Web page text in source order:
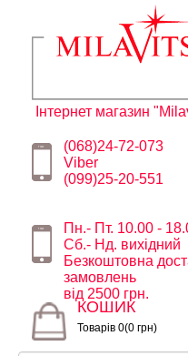
Інтернет магазин
(068)24-72-073
Viber
(099)25-20-551
Пн.- Пт. 10.00 -
Сб.- Нд. вихідний
Безкоштовна
замовлень
від 2500 грн.
КОШИК
Товарів 0(0 грн)